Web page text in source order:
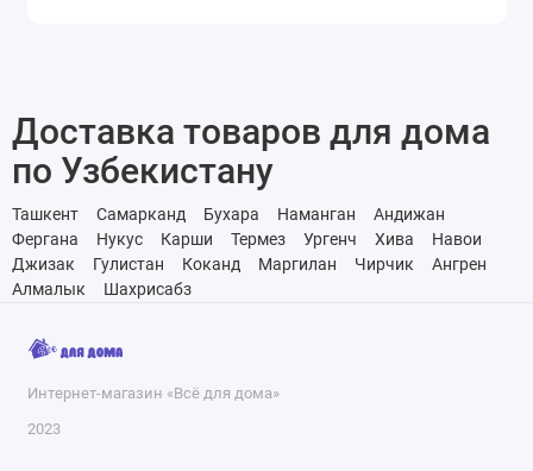
Доставка товаров для дома
по Узбекистану
Ташкент Самарканд Бухара Наманган
Андижан
Фергана
Нукус Карши Термез Ургенч Хива
Навои
Джизак
Гулистан Коканд Маргилан Чирчик
Ангрен
Алмалык
Шахрисабз
Интернет-магазин «Всё для дома»
2023